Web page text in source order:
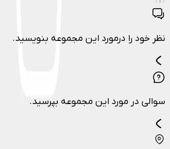
نظر خود را درمورد این مجموعه بنویسید.
سوالی در مورد این مجموعه بپرسید.